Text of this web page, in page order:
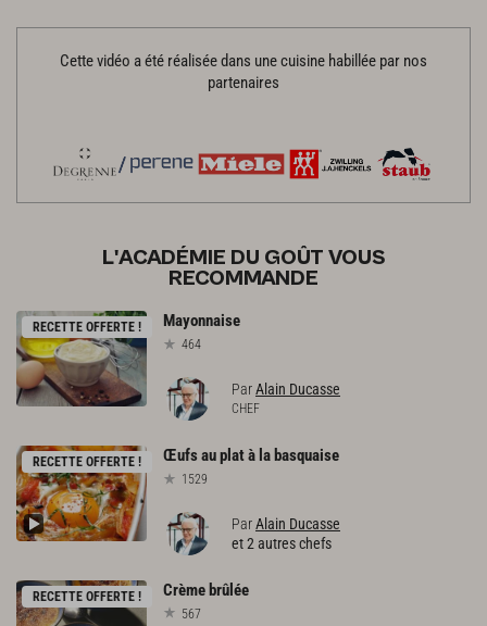
Cette vidéo a été réalisée dans une cuisine habillée par nos
partenaires
L'ACADÉMIE DU GOÛT VOUS
RECOMMANDE
RECETTE OFFERTE ! Mayonnaise
464
ParAlain Ducasse
CHEF
RECETTE OFFERTE ! Œufsauplatà la basquaise
1529
ParAlain Ducasse
et 2 autres chefs
RECETTE OFFERTE ! Crème brûlée
567